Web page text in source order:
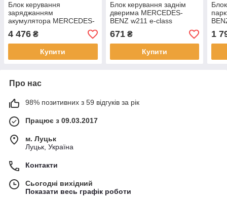
Блок керування
заряджанням
акумулятора MERCEDES-
BENZ w211 e-class
(A2118207589)
4 476 ₴
Купити
Блок керування заднім
дверима MERCEDES-
BENZ w211 e-class
(A2118201526/ A2118201626)
671₴
Купити
1
Про нас
98% позитивних з 59 відгуків за рік
Працює з 09.03.2017
м. Луцьк
Луцьк, Україна
Контакти
Сьогодні вихідний
Показати весь графік роботи